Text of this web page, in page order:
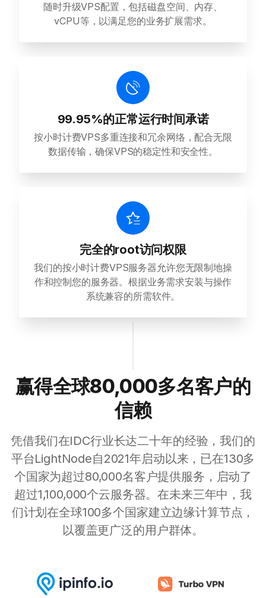
随时升级VPS配置，包括磁盘空间、内存、
vCPU等，以满足您的业务扩展需求。
99.95%的正常运行时间承诺
按小时计费VPS多重连接和冗余网络，配合无限
数据传输，确保VPS的稳定性和安全性。
完全的root访问权限
我们的按小时计费VPS服务器允许您无限制地操
作和控制您的服务器。根据业务需求安装与操作
系统兼容的所需软件。
赢得全球80,000多名客户的
信赖
凭借我们在IDC行业长达二十年的经验，我们的
平台LightNode自2021年启动以来，已在130多
个国家为超过80,000名客户提供服务，启动了
超过1,100,000个云服务器。在未来三年中，我
们计划在全球100多个国家建立边缘计算节点，
以覆盖更广泛的用户群体。